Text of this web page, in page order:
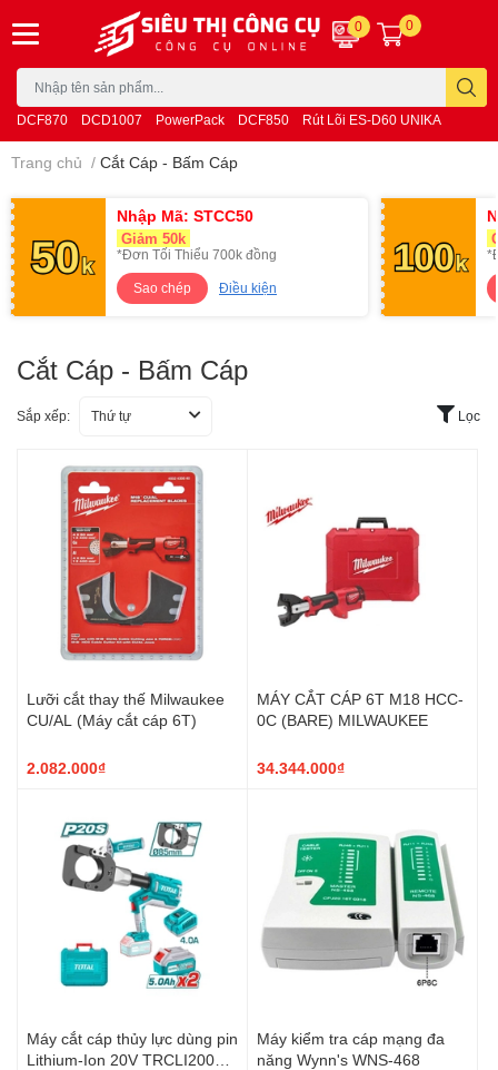
DCF870 DCD1007 PowerPack DCF850 Rút Lõi ES-D60 UNIKA
0 0
Trang chủ / Cắt Cáp - Bấm Cáp
Nhập Mã: STCC50
Giảm 50k
*Đơn Tối Thiểu 700k đồng
Sao chép
Điều kiện
Cắt Cáp - Bấm Cáp
Sắp xếp: Thứ tự Lọc
Lưỡi cắt thay thế Milwaukee
CU/AL (Máy cắt cáp 6T)
2.082.000₫
MÁY CẮT CÁP 6T M18 HCC-
0C (BARE) MILWAUKEE
34.344.000₫
Máy cắt cáp thủy lực dùng pin
Lithium-Ion 20V TRCLI2005
Máy kiểm tra cáp mạng đa
năng Wynn's WNS-468